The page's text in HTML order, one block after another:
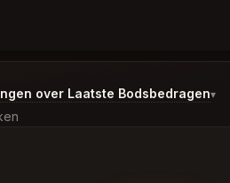
over Laatste Bodsbedragen▾